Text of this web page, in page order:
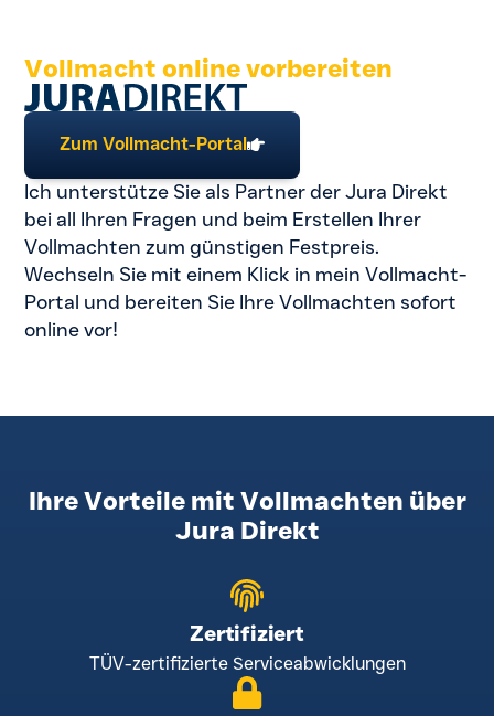
Vollmacht online vorbereiten
Zum Vollmacht-Portal
Ich unterstütze Sie als Partner der Jura Direkt
bei all Ihren Fragen und beim Erstellen Ihrer
Vollmachten zum günstigen Festpreis.
Wechseln Sie mit einem Klick in mein Vollmacht-
Portal und bereiten Sie Ihre Vollmachten sofort
online vor!
Ihre Vorteile mit Vollmachten über
Jura Direkt
Zertifiziert
TÜV-zertifizierte Serviceabwicklungen